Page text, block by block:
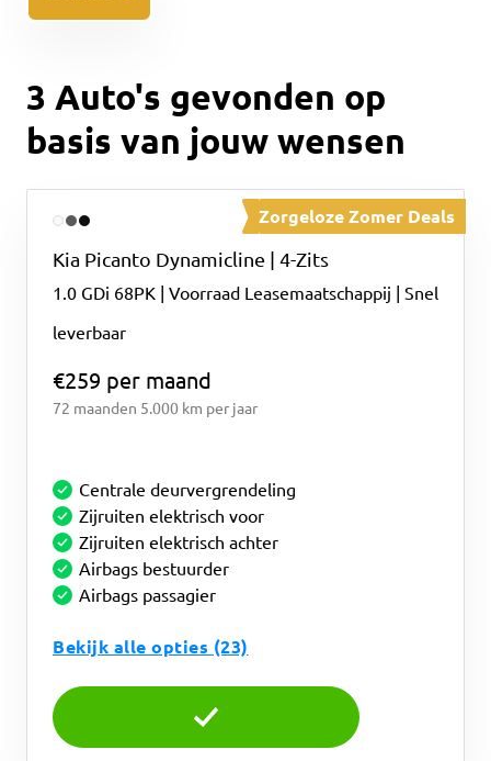
3 Auto's gevonden op
basis van jouw wensen
Zorgeloze Zomer Deals
Kia Picanto Dynamicline | 4-Zits
1.0 GDi 68PK | Voorraad Leasemaatschappij | Snel
leverbaar
€259 per maand
72 maanden 5.000 km per jaar
Centrale deurvergrendeling
Zijruiten elektrisch voor
Zijruiten elektrisch achter
Airbags bestuurder
Airbags passagier
Bekijk alle opties (23)
Kies deze uitvoering